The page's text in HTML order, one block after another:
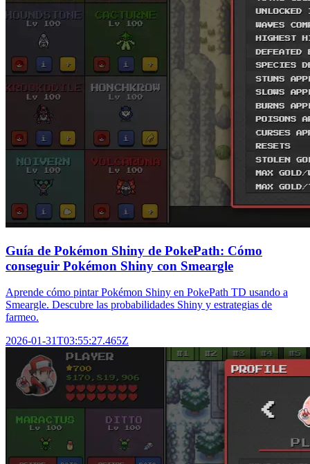
Guía de Pokémon Shiny de PokePath: Cómo
conseguir Pokémon Shiny con Smeargle
Aprende cómo pintar Pokémon Shiny en PokePath TD usando a
Smeargle. Descubre las probabilidades Shiny y estrategias de
farmeo.
2026-01-31T03:55:27.465Z